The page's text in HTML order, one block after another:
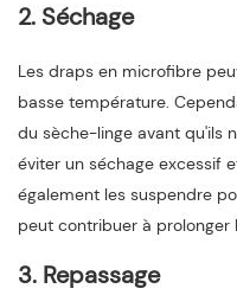
2. Séchage
Les draps en microfibre
basse température.
du sèche-linge avant qu'ils
éviter un séchage excessif
également les suspendre
peut contribuer à prolonger
3. Repassage